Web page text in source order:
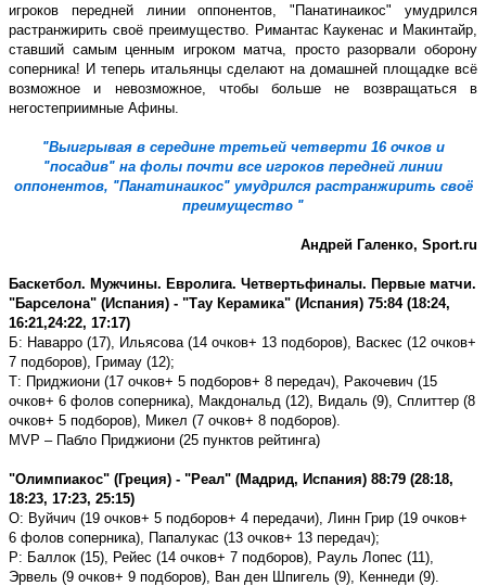
игроков передней линии оппонентов, ʺПанатинаикосʺ умудрился
растранжирить своё преимущество. Римантас Каукенас и Макинтайр,
ставший самым ценным игроком матча, просто разорвали оборону
соперника! И теперь итальянцы сделают на домашней площадке всё
возможное и невозможное, чтобы больше не возвращаться в
негостеприимные Афины.
ʺВыигрывая в середине третьей четверти 16 очков и
ʺпосадивʺ на фолы почти все игроков передней линии
оппонентов, ʺПанатинаикосʺ умудрился растранжирить своё
преимущество ʺ
Андрей Галенко, Sport.ru
Баскетбол. Мужчины. Евролига. Четвертьфиналы. Первые матчи.
ʺБарселонаʺ (Испания) - ʺТау Керамикаʺ (Испания) 75:84 (18:24,
16:21,24:22, 17:17)
Б: Наварро (17), Ильясова (14 очков+ 13 подборов), Васкес (12 очков+
7 подборов), Гримау (12);
Т: Приджиони (17 очков+ 5 подборов+ 8 передач), Ракочевич (15
очков+ 6 фолов соперника), Макдональд (12), Видаль (9), Сплиттер (8
очков+ 5 подборов), Микел (7 очков+ 8 подборов).
MVP – Пабло Приджиони (25 пунктов рейтинга)
ʺОлимпиакосʺ (Греция) - ʺРеалʺ (Мадрид, Испания) 88:79 (28:18,
18:23, 17:23, 25:15)
О: Вуйчич (19 очков+ 5 подборов+ 4 передачи), Линн Грир (19 очков+
6 фолов соперника), Папалукас (13 очков+ 13 передач);
Р: Баллок (15), Рейес (14 очков+ 7 подборов), Рауль Лопес (11),
Эрвель (9 очков+ 9 подборов), Ван ден Шпигель (9), Кеннеди (9).